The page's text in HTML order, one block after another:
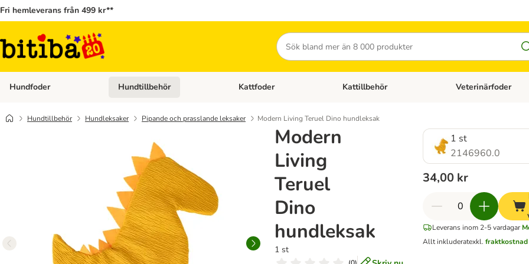
Fri hemleverans från 499 kr**
Sök
Hundfoder Open category menu: Hundfoder
Hundtillbehör Open category menu: Hundtillbehör
Kattfoder Open category menu: Kattfoder
Kattillbehör Open category menu:
Veterinärfoder
Hundtillbehör Hundleksaker Pipande och prasslande leksaker Modern Living Teruel Dino hundleksak
Modern
Living
Teruel
Dino
hundleksak
1 st
1 st
2146960.0
34,00 kr
Leverans inom 2-5 vardagar
Allt inkluderatexkl. fraktkostnad